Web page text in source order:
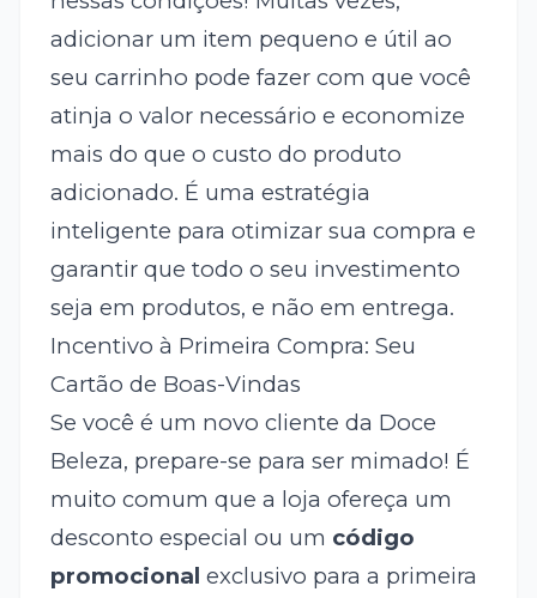
adicionar um item pequeno e útil ao
seu carrinho pode fazer com que você
atinja o valor necessário e economize
mais do que o custo do produto
adicionado. É uma estratégia
inteligente para otimizar sua compra e
garantir que todo o seu investimento
seja em produtos, e não em entrega.
Incentivo à Primeira Compra: Seu
Cartão de Boas-Vindas
Se você é um novo cliente da Doce
Beleza, prepare-se para ser mimado! É
muito comum que a loja ofereça um
desconto especial ou um código
promocional exclusivo para a primeira